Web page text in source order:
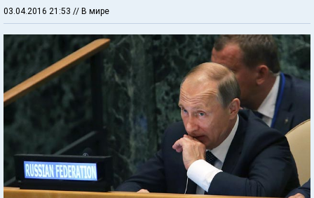
03.04.2016 21:53 // В мире